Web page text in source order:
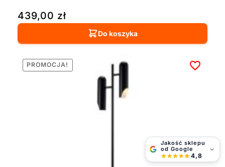
439,00 zł
Do koszyka
PROMOCJA!
Jakość sklepu
od Google
4,8